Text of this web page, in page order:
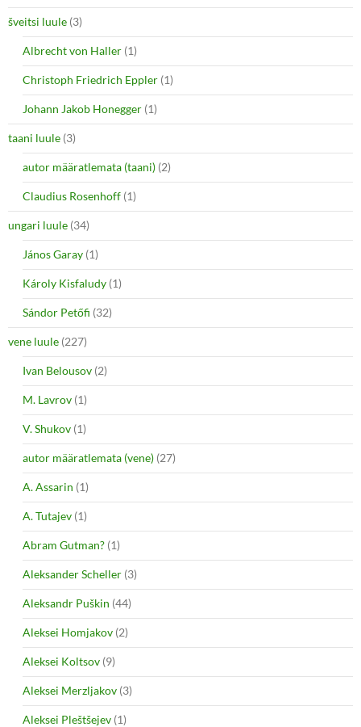
šveitsi luule (3)
Albrecht von Haller (1)
Christoph Friedrich Eppler (1)
Johann Jakob Honegger (1)
taani luule (3)
autor määratlemata (taani) (2)
Claudius Rosenhoff (1)
ungari luule (34)
János Garay (1)
Károly Kisfaludy (1)
Sándor Petőfi (32)
vene luule (227)
Ivan Belousov (2)
M. Lavrov (1)
V. Shukov (1)
autor määratlemata (vene) (27)
A. Assarin (1)
A. Tutajev (1)
Abram Gutman? (1)
Aleksander Scheller (3)
Aleksandr Puškin (44)
Aleksei Homjakov (2)
Aleksei Koltsov (9)
Aleksei Merzljakov (3)
Aleksei Pleštšejev (1)